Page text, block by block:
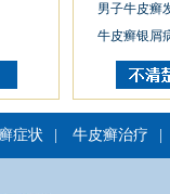
男子牛皮癣
牛皮癣银屑
症状 牛皮癣治疗